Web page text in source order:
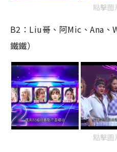
點擊圖
B2：Liu哥、阿Mic、Ana、
鐵鐵）
點擊圖